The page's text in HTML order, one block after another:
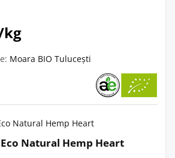
kg
Moara BIO Tulucești
Natural Hemp Heart